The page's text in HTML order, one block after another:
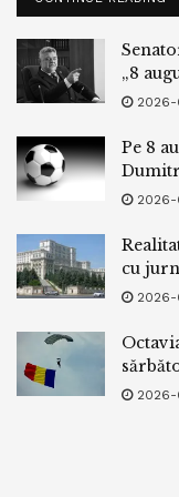
„8
2026-
Pe 8
2026-
cu
2026-
2026-